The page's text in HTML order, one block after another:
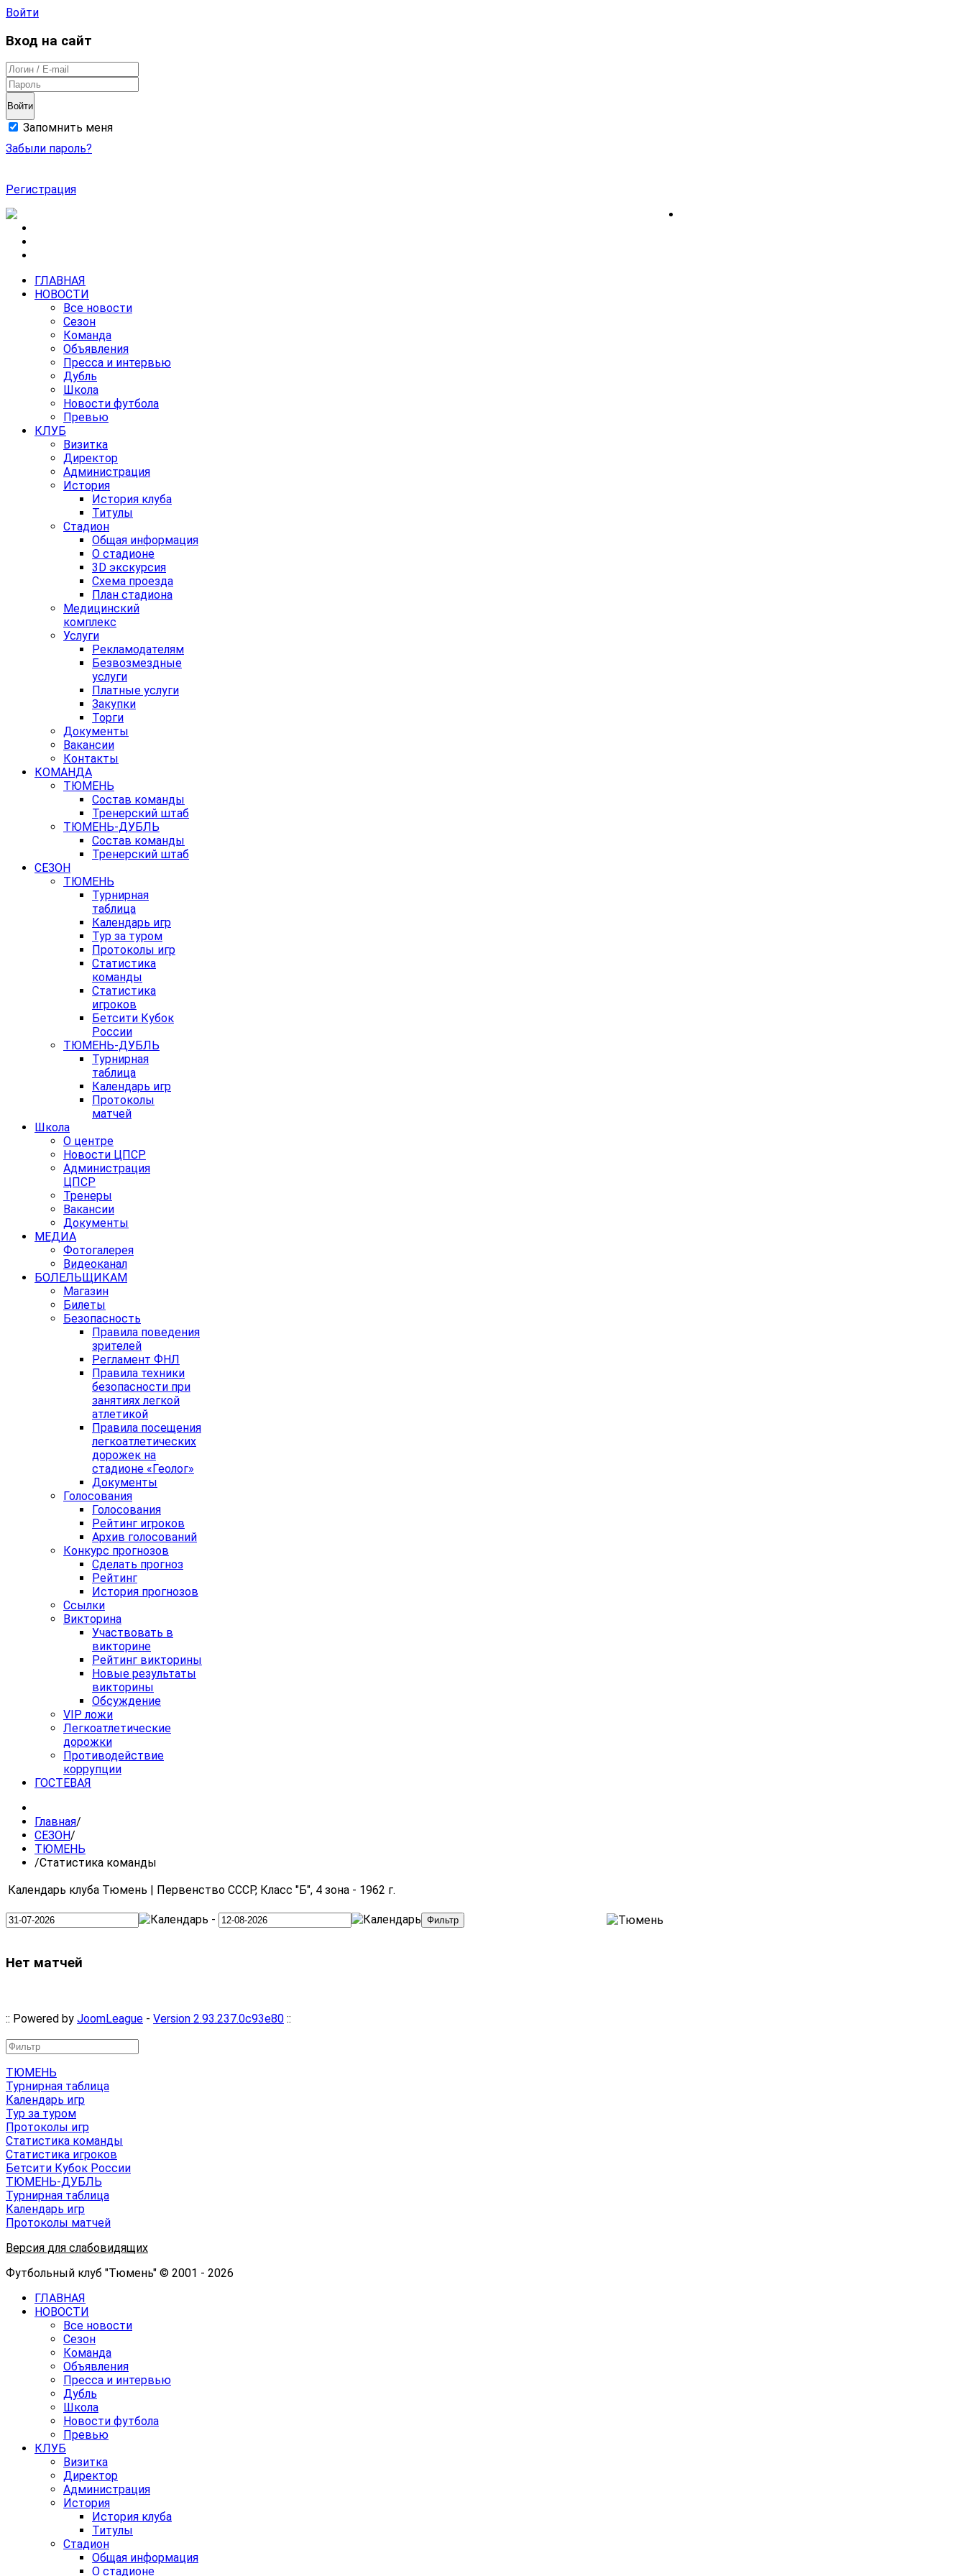
Войти
Вход на сайт
Войти
Запомнить меня
Забыли пароль?
Регистрация
ГЛАВНАЯ
НОВОСТИ
Все новости
Сезон
Команда
Объявления
Пресса и интервью
Дубль
Школа
Новости футбола
Превью
КЛУБ
Визитка
Директор
Администрация
История
История клуба
Титулы
Стадион
Общая информация
О стадионе
3D экскурсия
Схема проезда
План стадиона
Медицинский
комплекс
Услуги
Рекламодателям
Безвозмездные
услуги
Платные услуги
Закупки
Торги
Документы
Вакансии
Контакты
КОМАНДА
ТЮМЕНЬ
Состав команды
Тренерский штаб
ТЮМЕНЬ-ДУБЛЬ
Состав команды
Тренерский штаб
СЕЗОН
ТЮМЕНЬ
Турнирная
таблица
Календарь игр
Тур за туром
Протоколы игр
Статистика
команды
Статистика
игроков
Бетсити Кубок
России
ТЮМЕНЬ-ДУБЛЬ
Турнирная
таблица
Календарь игр
Протоколы
матчей
Школа
О центре
Новости ЦПСР
Администрация
ЦПСР
Тренеры
Вакансии
Документы
МЕДИА
Фотогалерея
Видеоканал
БОЛЕЛЬЩИКАМ
Магазин
Билеты
Безопасность
Правила поведения
зрителей
Регламент ФНЛ
Правила техники
безопасности при
занятиях легкой
атлетикой
Правила посещения
легкоатлетических
дорожек на
стадионе «Геолог»
Документы
Голосования
Голосования
Рейтинг игроков
Архив голосований
Конкурс прогнозов
Сделать прогноз
Рейтинг
История прогнозов
Ссылки
Викторина
Участвовать в
викторине
Рейтинг викторины
Новые результаты
викторины
Обсуждение
VIP ложи
Легкоатлетические
дорожки
Противодействие
коррупции
ГОСТЕВАЯ
Главная/
СЕЗОН/
ТЮМЕНЬ
/Статистика команды
Календарь клуба Тюмень | Первенство СССР, Класс "Б", 4 зона - 1962 г.
-
Нет матчей
:: Powered by JoomLeague - Version 2.93.237.0c93e80 ::
ТЮМЕНЬ
Турнирная таблица
Календарь игр
Тур за туром
Протоколы игр
Статистика команды
Статистика игроков
Бетсити Кубок России
ТЮМЕНЬ-ДУБЛЬ
Турнирная таблица
Календарь игр
Протоколы матчей
Версия для слабовидящих
Футбольный клуб "Тюмень" © 2001 - 2026
ГЛАВНАЯ
НОВОСТИ
Все новости
Сезон
Команда
Объявления
Пресса и интервью
Дубль
Школа
Новости футбола
Превью
КЛУБ
Визитка
Директор
Администрация
История
История клуба
Титулы
Стадион
Общая информация
О стадионе